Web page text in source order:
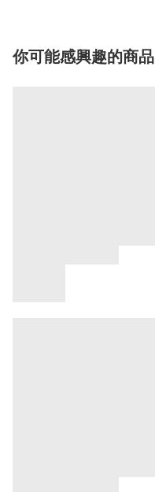
你可能感興趣的商品